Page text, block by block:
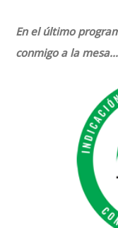
En el último
conmigo a la mesa…